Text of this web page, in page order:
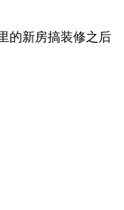
的新房搞装修之后